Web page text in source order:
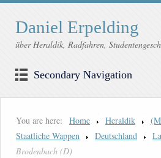
Daniel Erpelding
über Heraldik, Radfahren,
Secondary Navigation
You are here: Home Heraldik
Staatliche Wappen
Deutschland
Brodenbach (D)